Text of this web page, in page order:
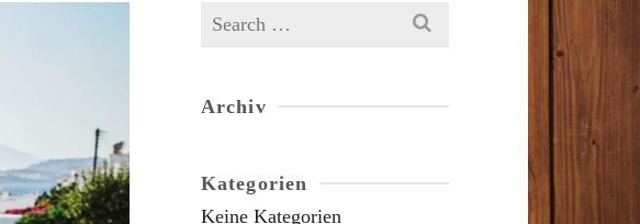
Search
for:
Archiv
Kategorien
Keine Kategorien